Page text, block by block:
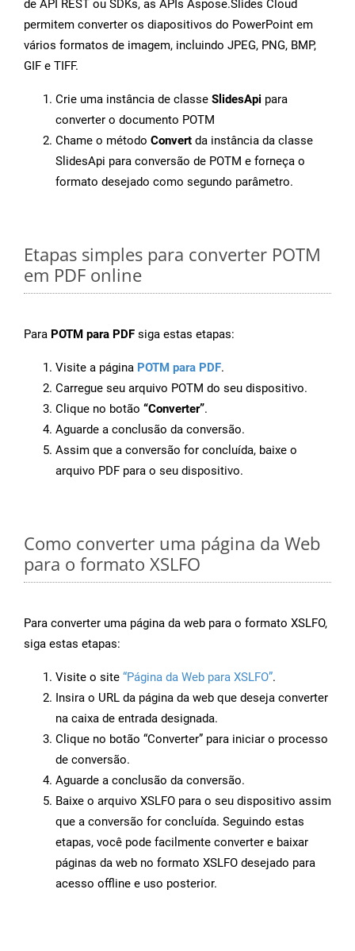
de API REST ou SDKs, as APIs Aspose.Slides Cloud
permitem converter os diapositivos do PowerPoint em
vários formatos de imagem, incluindo JPEG, PNG, BMP,
GIF e TIFF.
Crie uma instância de classe SlidesApi para
converter o documento POTM
Chame o método Convert da instância da classe
SlidesApi para conversão de POTM e forneça o
formato desejado como segundo parâmetro.
Etapas simples para converter POTM
em PDF online
Para POTM para PDF siga estas etapas:
Visite a página POTM para PDF.
Carregue seu arquivo POTM do seu dispositivo.
Clique no botão “Converter”.
Aguarde a conclusão da conversão.
Assim que a conversão for concluída, baixe o
arquivo PDF para o seu dispositivo.
Como converter uma página da Web
para o formato XSLFO
Para converter uma página da web para o formato XSLFO,
siga estas etapas:
Visite o site “Página da Web para XSLFO”.
Insira o URL da página da web que deseja converter
na caixa de entrada designada.
Clique no botão “Converter” para iniciar o processo
de conversão.
Aguarde a conclusão da conversão.
Baixe o arquivo XSLFO para o seu dispositivo assim
que a conversão for concluída. Seguindo estas
etapas, você pode facilmente converter e baixar
páginas da web no formato XSLFO desejado para
acesso offline e uso posterior.